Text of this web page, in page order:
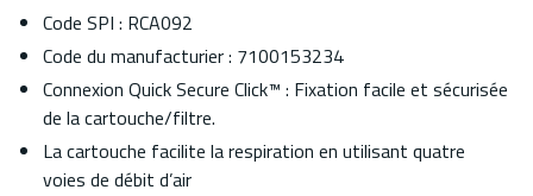
Code SPI : RCA092
Code du manufacturier : 7100153234
Connexion Quick Secure Click™ : Fixation facile et sécurisée
de la cartouche/filtre.
La cartouche facilite la respiration en utilisant quatre
voies de débit d’air